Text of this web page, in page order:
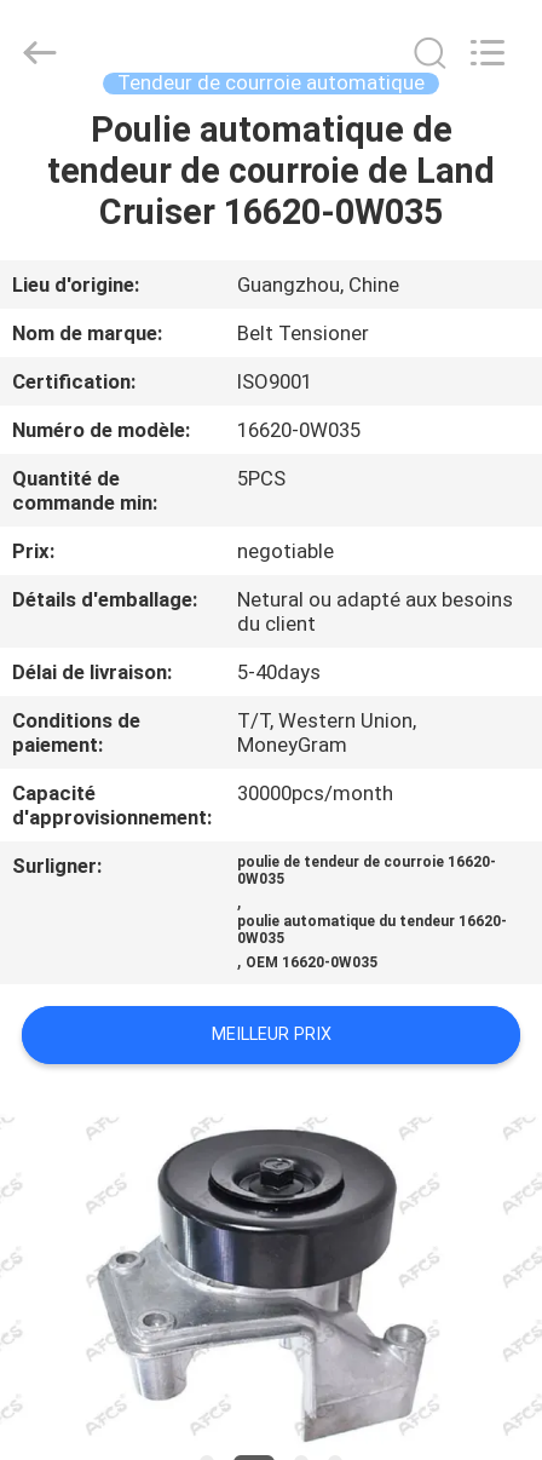
ACCUEIL
PRODUITS
VIDÉOS
PROPOS
DE
NOUS
VISITE
DE
CONTRÔLE
DE
QUALITÉ
NOUS
NOUVELLES
DEMANDER
UN DEVIS
PLAN
SITE
POLITIQUE
DE
CONFIDENTIALITÉ
SPARE
PARTS
Tendeur de courroie automatique
Poulie automatique de
tendeur de courroie de Land
Cruiser 16620-0W035
Lieu d'origine:
Guangzhou, Chine
Nom de marque:
Belt Tensioner
Certification:
ISO9001
Numéro de modèle:
16620-0W035
Quantité de
commande min:
5PCS
Prix:
negotiable
Détails d'emballage:
Netural ou adapté aux besoins
du client
Délai de livraison:
5-40days
Conditions de
paiement:
T/T, Western Union,
MoneyGram
Capacité
d'approvisionnement:
30000pcs/month
Surligner:
poulie de tendeur de courroie 16620-
0W035
,
poulie automatique du tendeur 16620-
0W035
, OEM 16620-0W035
MEILLEUR PRIX